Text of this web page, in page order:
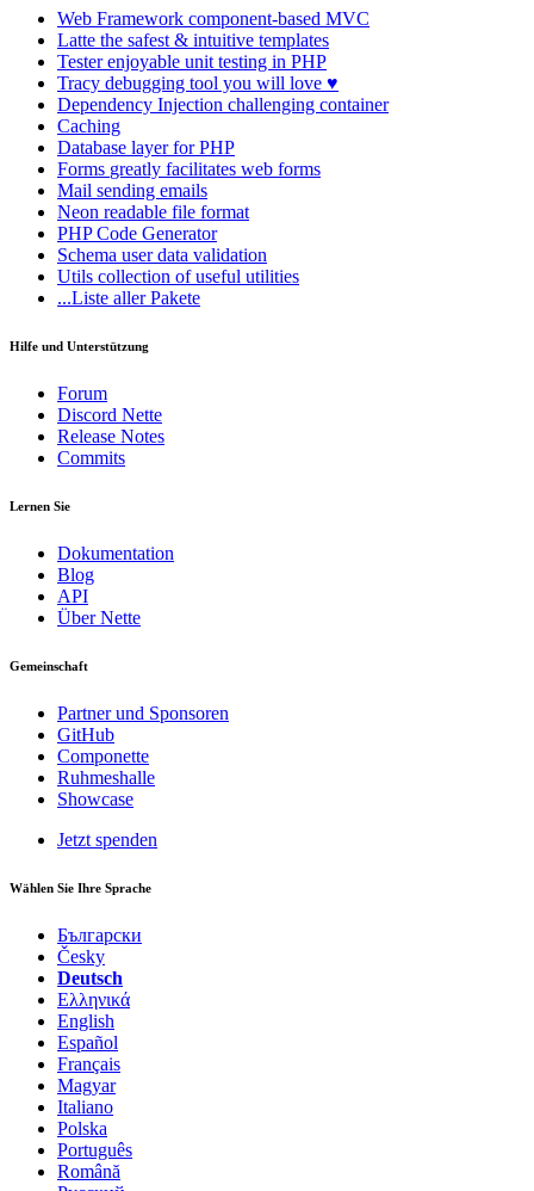
Web Framework component-based MVC
Latte the safest & intuitive templates
Testerenjoyable unit testing in PHP
Tracy debugging tool you will love ♥
Dependency Injection challenging container
Caching
Database layer for PHP
Forms greatly facilitates web forms
Mail sending emails
Neon readable file format
PHP Code Generator
Schema user data validation
Utils collection of useful utilities
...Liste aller Pakete
Hilfe und Unterstützung
Forum
Discord Nette
Release Notes
Commits
Lernen Sie
Dokumentation
Blog
API
Über Nette
Gemeinschaft
Partner und Sponsoren
GitHub
Componette
Ruhmeshalle
Showcase
Jetzt spenden
Wählen Sie Ihre Sprache
Български
Česky
Deutsch
Ελληνικά
English
Español
Français
Magyar
Italiano
Polska
Português
Română